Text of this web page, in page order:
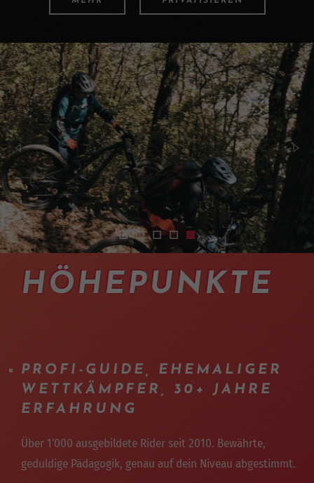
2401-cours-pilotage-vtt-
2401-cours-pilotage-vtt-
2401-cours-pilotage-vtt-
2401-cours-pilotage-vtt-
2401-cours-pilotage-
HÖHEPUNKTE
PROFI-GUIDE, EHEMALIGER
WETTKÄMPFER, 30+ JAHRE
ERFAHRUNG
Über 1'000 ausgebildete Rider seit 2010. Bewährte,
geduldige Pädagogik, genau auf dein Niveau abgestimmt.